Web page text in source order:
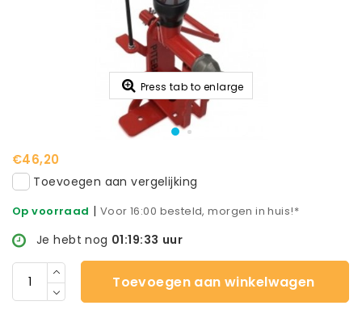
Press tab to enlarge
€46,20
Toevoegen aan vergelijking
Op voorraad | Voor 16:00 besteld, morgen in huis!*
Je hebt nog 01:19:32 uur
Toevoegen aan winkelwagen